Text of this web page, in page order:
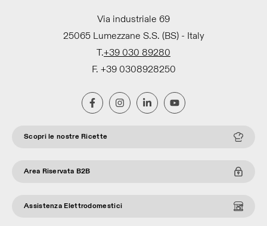
Via industriale 69
25065 Lumezzane S.S. (BS) - Italy
T.+39 030 89280
F. +39 0308928250
Scopri le nostre Ricette
Area Riservata B2B
Assistenza Elettrodomestici